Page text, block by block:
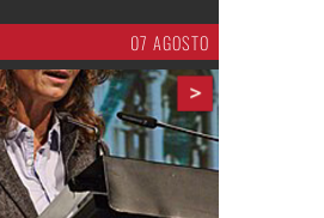
07 AGOSTO
>